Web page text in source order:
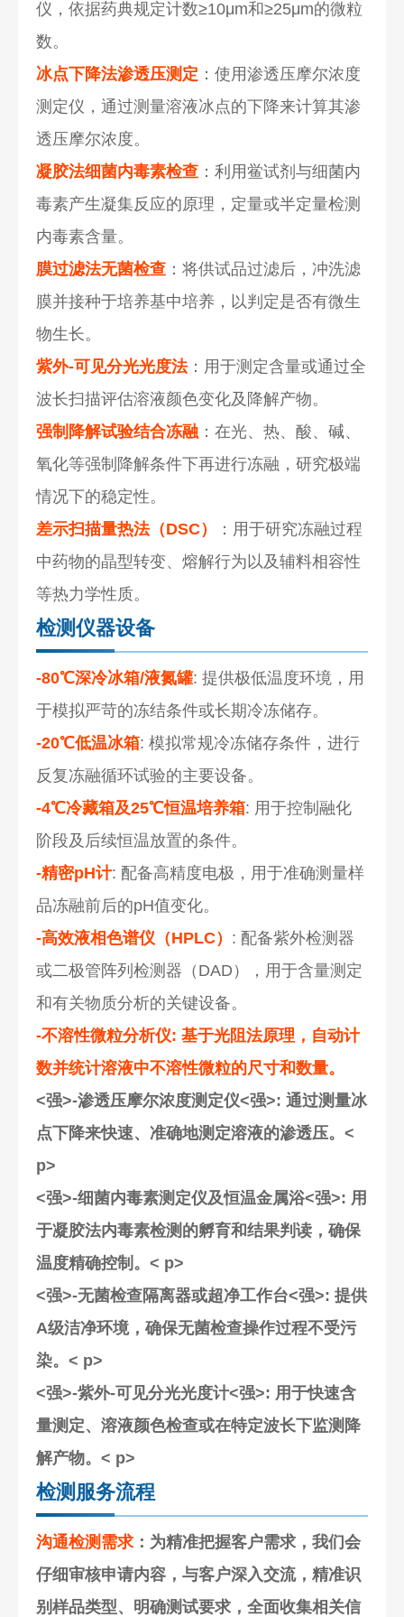
仪，依据药典规定计数≥10μm和≥25μm的微粒
数。
冰点下降法渗透压测定 ：使用渗透压摩尔浓度
测定仪，通过测量溶液冰点的下降来计算其渗
透压摩尔浓度。
凝胶法细菌内毒素检查 ：利用鲎试剂与细菌内
毒素产生凝集反应的原理，定量或半定量检测
内毒素含量。
膜过滤法无菌检查 ：将供试品过滤后，冲洗滤
膜并接种于培养基中培养，以判定是否有微生
物生长。
紫外-可见分光光度法：用于测定含量或通过全
波长扫描评估溶液颜色变化及降解产物。
强制降解试验结合冻融 ：在光、热、酸、碱、
氧化等强制降解条件下再进行冻融，研究极端
情况下的稳定性。
差示扫描量热法（DSC）
：用于研究冻融过程
中药物的晶型转变、熔解行为以及辅料相容性
等热力学性质。
检测仪器设备
-80℃深冷冰箱/液氮罐: 提供极低温度环境，用
于模拟严苛的冻结条件或长期冷冻储存。
-20℃低温冰箱: 模拟常规冷冻储存条件，进行
反复冻融循环试验的主要设备。
-4℃冷藏箱及25℃恒温培养箱: 用于控制融化
阶段及后续恒温放置的条件。
-精密pH计: 配备高精度电极，用于准确测量样
品冻融前后的pH值变化。
-高效液相色谱仪（HPLC） : 配备紫外检测器
或二极管阵列检测器（DAD），用于含量测定
和有关物质分析的关键设备。
-不溶性微粒分析仪: 基于光阻法原理，自动计
数并统计溶液中不溶性微粒的尺寸和数量。
<强>-渗透压摩尔浓度测定仪<强>: 通过测量冰
点下降来快速、准确地测定溶液的渗透压。<
p>
<强>-细菌内毒素测定仪及恒温金属浴<强>: 用
于凝胶法内毒素检测的孵育和结果判读，确保
温度精确控制。< p>
<强>-无菌检查隔离器或超净工作台<强>: 提供
A级洁净环境，确保无菌检查操作过程不受污
染。< p>
<强>-紫外-可见分光光度计<强>: 用于快速含
量测定、溶液颜色检查或在特定波长下监测降
解产物。< p>
检测服务流程
沟通检测需求 ：为精准把握客户需求，我们会
仔细审核申请内容，与客户深入交流，精准识
别样品类型、明确测试要求，全面收集相关信